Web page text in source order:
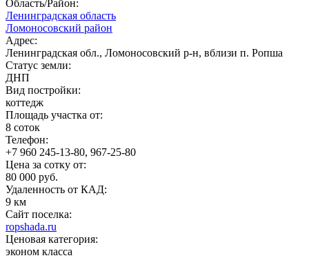
Область/Район:
Ленинградская область
Ломоносовский район
Адрес:
Ленинградская обл., Ломоносовский р-н, вблизи п. Ропша
Статус земли:
ДНП
Вид постройки:
коттедж
Площадь участка от:
8 соток
Телефон:
+7 960 245-13-80, 967-25-80
Цена за сотку от:
80 000 руб.
Удаленность от КАД:
9 км
Сайт поселка:
ropshada.ru
Ценовая категория:
эконом класса